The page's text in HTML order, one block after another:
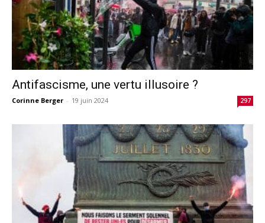
Antifascisme, une vertu illusoire ?
Corinne Berger - 19 juin 2024 297